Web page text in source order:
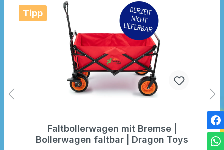
Tipp
Faltbollerwagen mit Bremse |
Bollerwagen faltbar | Dragon Toys